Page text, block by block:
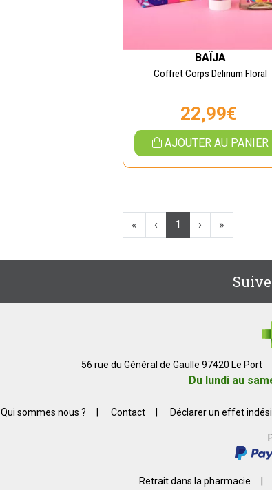
BAÏJA
Coffret Corps Delirium Floral
22,99€
AJOUTER AU PANIER
« ‹ 1 › »
56 rue du Général de Gaulle 97420 Le Port
Du lundi au
Qui sommes nous ? Contact Déclarer un effet
Retrait dans la pharmacie